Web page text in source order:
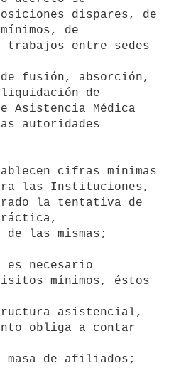
dispares, de
de
entre sedes
fusión, absorción,
de
Asistencia Médica
autoridades
cifras mínimas
las Instituciones,
la tentativa de
las mismas;
necesario
mínimos, éstos
asistencial,
obliga a contar
masa de afiliados;